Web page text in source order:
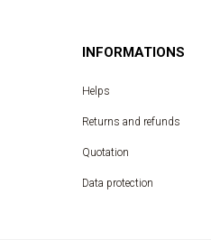
INFORMATIONS
Helps
Returns and refunds
Quotation
Data protection